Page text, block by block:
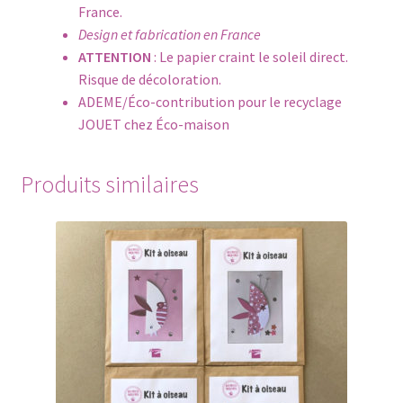
France.
Design et fabrication en France
ATTENTION : Le papier craint le soleil direct.
Risque de décoloration.
ADEME/Éco-contribution pour le recyclage
JOUET chez Éco-maison
Produits similaires